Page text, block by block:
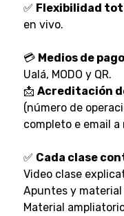
✅ Flexibilidad
en vivo.
💳 Medios de pago
Ualá, MODO y QR.
📩 Acreditación
(número de
completo e email
✅ Cada clase
Video clase
Apuntes y
Material